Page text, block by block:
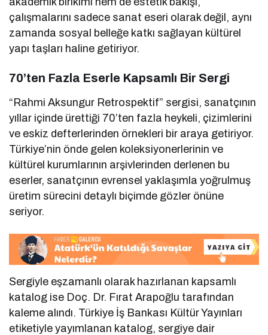
çalışmalarını sadece sanat eseri olarak değil, aynı
zamanda sosyal belleğe katkı sağlayan kültürel
yapı taşları haline getiriyor.
70’ten Fazla Eserle Kapsamlı Bir Sergi
“Rahmi Aksungur Retrospektif” sergisi, sanatçının
yıllar içinde ürettiği 70’ten fazla heykeli, çizimlerini
ve eskiz defterlerinden örnekleri bir araya getiriyor.
Türkiye’nin önde gelen koleksiyonerlerinin ve
kültürel kurumlarının arşivlerinden derlenen bu
eserler, sanatçının evrensel yaklaşımla yoğrulmuş
üretim sürecini detaylı biçimde gözler önüne
seriyor.
Sergiyle eşzamanlı olarak hazırlanan kapsamlı
katalog ise Doç. Dr. Fırat Arapoğlu tarafından
kaleme alındı. Türkiye İş Bankası Kültür Yayınları
etiketiyle yayımlanan katalog, sergiye dair